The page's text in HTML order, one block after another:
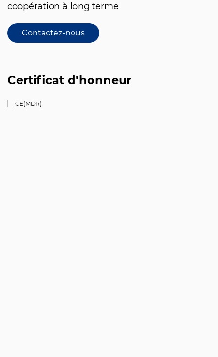
coopération à long terme
Contactez-nous
Certificat d'honneur